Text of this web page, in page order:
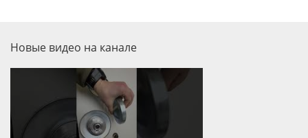
Новые видео на канале